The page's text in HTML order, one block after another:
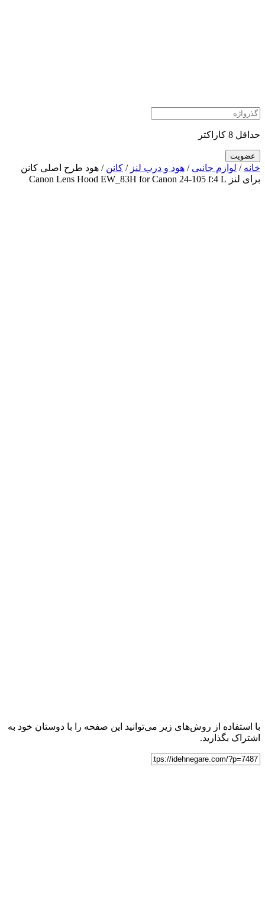
حداقل 8 کاراکتر
خانه / لوازم جانبی / هود و درب لنز / کانن / هود طرح اصلی کانن
برای لنز Canon Lens Hood EW_83H for Canon 24-105 f:4 L
با استفاده از روش‌های زیر می‌توانید این صفحه را با دوستان خود به
اشتراک بگذارید.